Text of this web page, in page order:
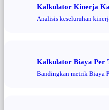
Kalkulator Kinerja
Analisis keseluruhan
Kalkulator Biaya Per
Bandingkan metrik Biaya